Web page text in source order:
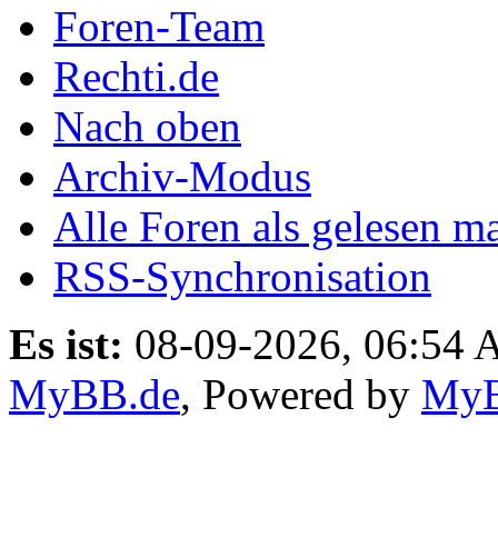
Foren-Team
Rechti.de
Nach oben
Archiv-Modus
Alle Foren als gelesen
RSS-Synchronisation
Es ist: 08-09-2026, 06:54
MyBB.de, Powered by